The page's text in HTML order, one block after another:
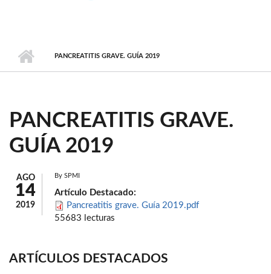
PANCREATITIS GRAVE. GUÍA 2019
PANCREATITIS GRAVE.
GUÍA 2019
AGO
14
2019
By SPMI
Artículo Destacado:
Pancreatitis grave. Guía 2019.pdf
55683 lecturas
ARTÍCULOS DESTACADOS